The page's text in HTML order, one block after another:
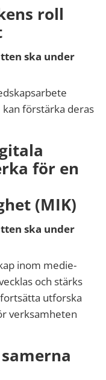
roll
ska under
förstärka deras
för en
(MIK)
ska under
inom medie-
och stärks
utforska
verksamheten